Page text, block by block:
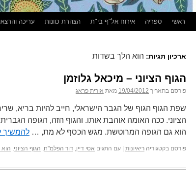
ראשי ספריה אירוח אל"ף בי"ת הצהרת כוונות עריכה
ארכיון תגיות: הוא הלך בשדות
הגוף הציוני – מיכאל גלוזמן
פורסם בתאריך 19/04/2012 מאת אורית פראג
שפת הגוף הגוף של הגבר הישראלי, חייב להיות בריא,
הציוני. ככה האומה אוהבת אותו. והגוף הזה, הגופה
הוא גם הגופה המרוטשת. מגש הכסף לא מת, … להמשיך
פורסם בקטגוריה ריאיונות עם התגים אסי דיין, דור הפלמ"ח, הגוף הציוני,